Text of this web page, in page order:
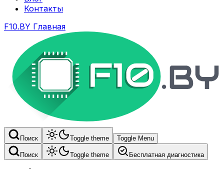
Контакты
F10.BY Главная
Поиск Toggle theme Toggle Menu
Поиск Toggle theme Бесплатная диагностика